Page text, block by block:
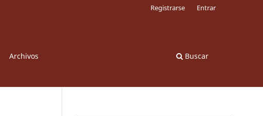
Archivos Buscar
Registrarse Entrar